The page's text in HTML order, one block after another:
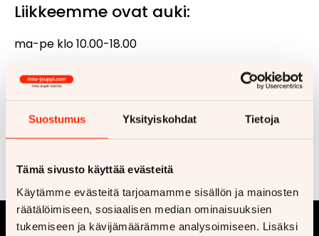
Suostumus Yksityiskohdat Tietoja
Tämä sivusto käyttää evästeitä
Käytämme evästeitä tarjoamamme sisällön ja mainosten
räätälöimiseen, sosiaalisen median ominaisuuksien
tukemiseen ja kävijämäärämme analysoimiseen. Lisäksi
Liikkeemme ovat auki:
ma-pe klo 10.00-18.00
la klo 10.00-16.00
myös Lempäälää.